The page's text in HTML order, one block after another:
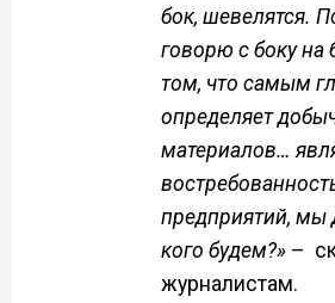
бок, шевелятся.
говорю с боку на
том, что самым
определяет
материалов…
предприятий, мы
кого будем?» –
журналистам.